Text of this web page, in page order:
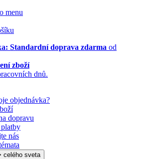
menu
Standardní doprava zdarma od
zboží
dnů.
objednávka?
dopravu
nás